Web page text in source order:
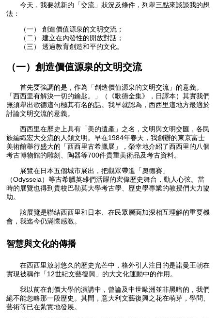
今天，我要就新的「交流」狀況及條件，列舉三點來談談我的想
法：
（一） 創造價值源泉的文明交流；
（二） 建立在內發性的開放對話；
（三） 透過教育創造和平的文化。
（一）創造價值源泉的文明交流
首先要強調的是，作為「創造價值源泉的文明交流」的意義。
「西西里有解決一切的鑰匙。」（《歌德全集》，日譯本）其實我們
無須舉出歌德這句極其有名的話。我早就認為，西西里這地方最適於
討論文明交流的意義。
西西里在歷史上具有「美的遺產」之名，文明與文明交匯，各民
族編織宏大交流的人類文明。早在1984年春天，我創辦的東京富士
美術館舉行盛大的「西西里古希臘展」，榮幸地介紹了西西里的八個
考古博物館的雕刻、陶器等700件貴重美術品及考古資料。
展覽在日本五個城市展出，把觀眾帶進「奧德賽」
（Odysseia）等古希臘英雄們活躍的宏偉歷史舞台，動人心弦。當
時的展覽也得到貴校巴勒莫大學考古學、歷史學專業的教授們大力協
助。
該展覽是聯結西西里和日本、在民眾層面加深相互理解的重要機
會，我迄今仍滿懷感激。
智慧與文化的傳播
在西西里放射悠久的歷史光芒中，格外引人注目的是諾曼王朝在
實現被稱作「12世紀文藝復興」的大文化運動中的作用。
我以前在創價大學的演講中，曾論及中世歐洲並非黑暗的，我們
絕不能忽略那一段歷史。其間，意大利文藝復興之花在萌芽，學問、
藝術等已在紮實地發展。